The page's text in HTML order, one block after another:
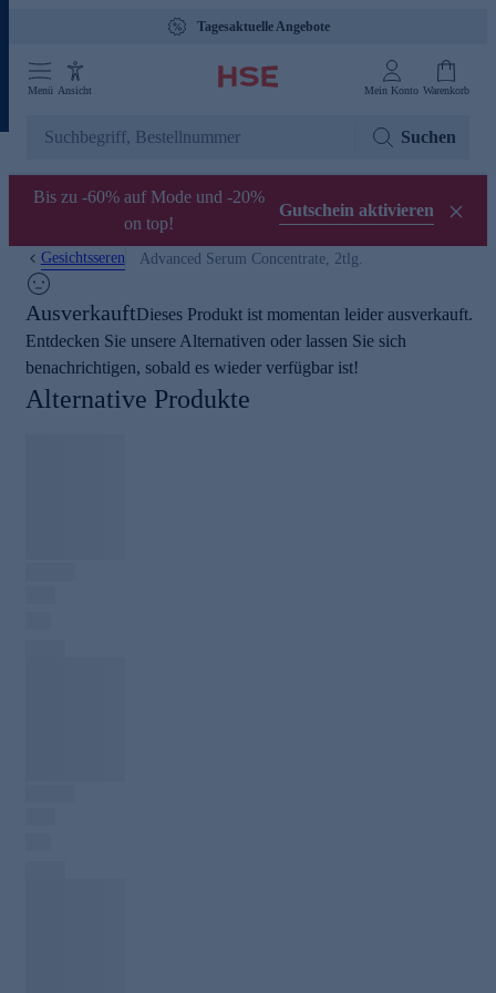
Tagesaktuelle Angebote
Menü Ansicht Mein Konto Warenkorb
Suchen
Bis zu -60% auf Mode und -20%
on top!
Gutschein aktivieren
Gesichtsseren Advanced Serum Concentrate, 2tlg.
AusverkauftDieses Produkt ist momentan leider ausverkauft.
Entdecken Sie unsere Alternativen oder lassen Sie sich
benachrichtigen, sobald es wieder verfügbar ist!
Alternative Produkte